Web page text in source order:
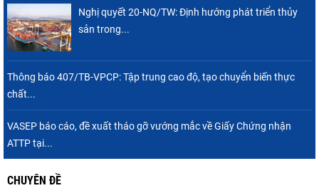
Nghị quyết 20-NQ/TW: Định hướng phát triển thủy
sản trong...
Thông báo 407/TB-VPCP: Tập trung cao độ, tạo chuyển biến thực
chất...
VASEP báo cáo, đề xuất tháo gỡ vướng mắc về Giấy Chứng nhận
ATTP tại...
CHUYÊN ĐỀ